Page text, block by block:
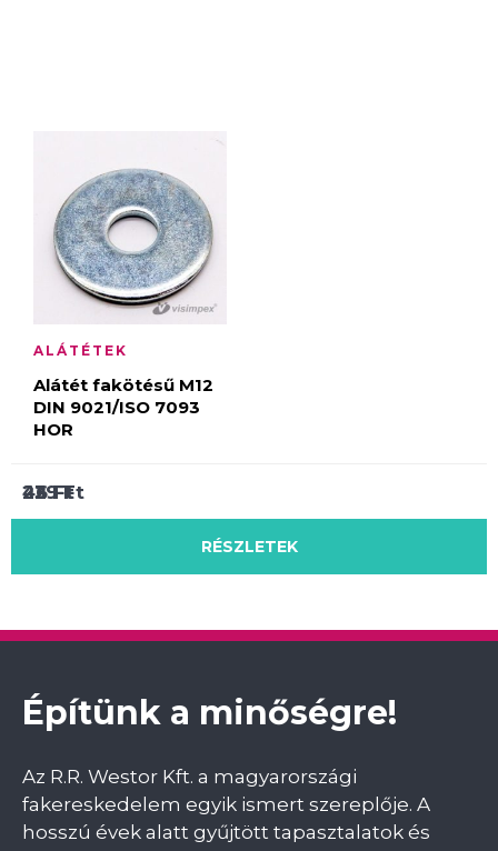
239Ft
RÉSZLETEK
22Ft
RÉSZLETEK
ALÁTÉTEK
Alátét fakötésű M12
DIN 9021/ISO 7093
HOR
46Ft
RÉSZLETEK
Építünk a minőségre!
Az R.R. Westor Kft. a magyarországi
fakereskedelem egyik ismert szereplője. A
hosszú évek alatt gyűjtött tapasztalatok és